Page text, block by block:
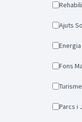
Ajuts
Fons
Parcs